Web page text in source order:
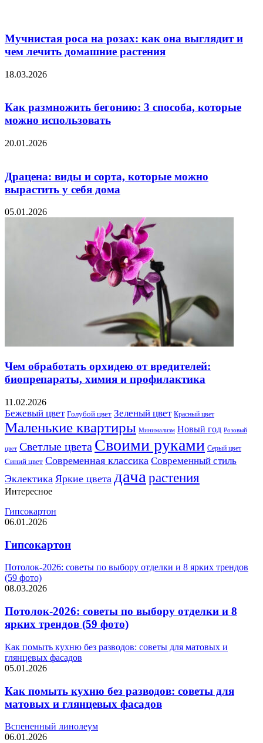
Мучнистая роса на розах: как она выглядит и
чем лечить домашние растения
18.03.2026
Как размножить бегонию: 3 способа, которые
можно использовать
20.01.2026
Драцена: виды и сорта, которые можно
вырастить у себя дома
05.01.2026
Чем обработать орхидею от вредителей:
биопрепараты, химия и профилактика
11.02.2026
Бежевый цвет Голубой цвет Зеленый цвет Красный цвет
Маленькие квартиры Минимализм Новый год Розовый
цвет Светлые цвета Своими руками Серый цвет
Синий цвет Современная классика Современный стиль
Эклектика Яркие цвета дача растения
Интересное
Гипсокартон
06.01.2026
Гипсокартон
Потолок-2026: советы по выбору отделки и 8 ярких трендов
(59 фото)
08.03.2026
Потолок-2026: советы по выбору отделки и 8
ярких трендов (59 фото)
Как помыть кухню без разводов: советы для матовых и
глянцевых фасадов
05.01.2026
Как помыть кухню без разводов: советы для
матовых и глянцевых фасадов
Вспененный линолеум
06.01.2026